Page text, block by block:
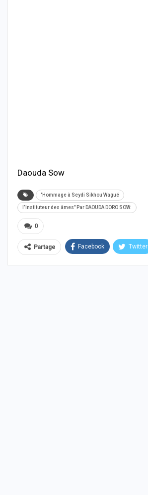
Daouda Sow
"Hommage à Seydi Sikhou Wagué
l’Instituteur des âmes" Par DAOUDA DORO SOW:
0
Partage Facebook Twitter